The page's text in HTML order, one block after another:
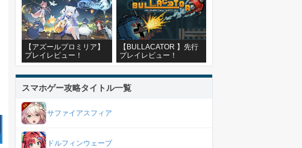
【アズールプロミリア】
プレイレビュー！
【BULLACATOR 】先行
プレイレビュー！
スマホゲー攻略タイトル一覧
サファイアスフィア
ドルフィンウェーブ